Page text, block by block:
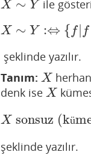
X ∼ Y
X∼ Y ile
X ∼ Y :⇔ { f| f
X∼Y :⇔{ f|
şeklinde yazılır.
Tanım: X
X
denk ise X
X
Xsonsuz (kü
Xsonsuz
şeklinde yazılır.